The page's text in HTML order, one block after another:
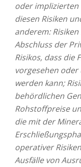
oder implizierten
diesen Risiken
anderem:
Abschluss der
Risikos, dass die
vorgesehen
werden kann;
behördlichen
Rohstoffpreise
die mit der
operativer
Ausfälle von